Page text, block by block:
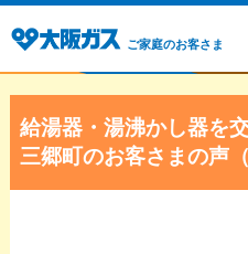
ご家庭のお客さま
給湯器・湯沸かし器を
三郷町のお客さまの声